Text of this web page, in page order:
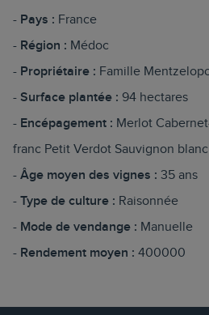
Pays : France
Région : Médoc
Propriétaire : Famille
Surface plantée : 94 hectares
Encépagement : Merlot
franc Petit Verdot Sauvignon blanc
Âge moyen des vignes : 35 ans
Type de culture : Raisonnée
Mode de vendange : Manuelle
Rendement moyen : 400000